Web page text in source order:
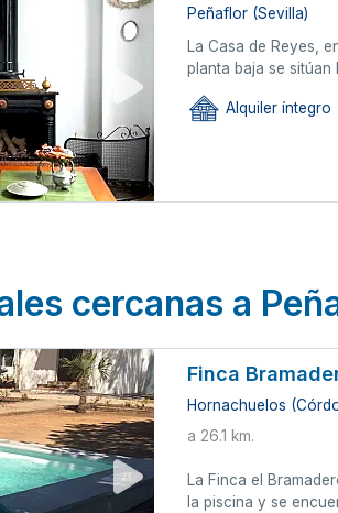
Peñaflor (Sevilla)
La Casa de Reyes,
planta baja se sitúan
Alquiler íntegro
cercanas a
Finca
Hornachuelos
a 26.1 km.
La Finca el
la piscina y se